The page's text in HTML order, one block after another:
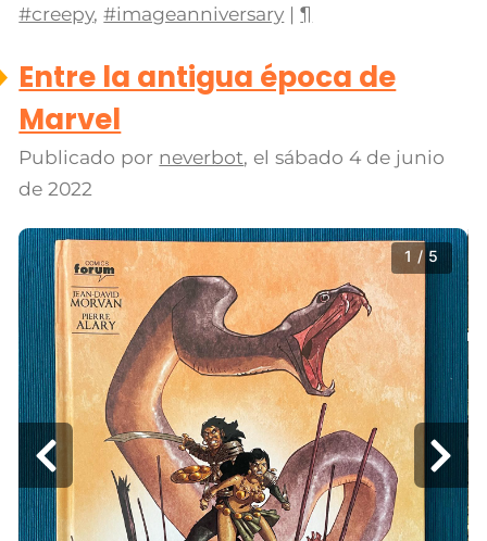
#creepy,#imageanniversary |¶
Entre la antigua época de
Marvel
Publicado por neverbot, elsábado 4 de junio
de 2022
1 / 5